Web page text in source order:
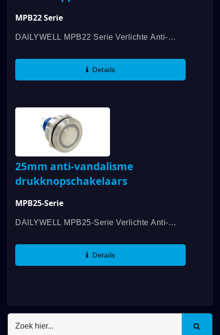
MPB22 Serie
DAILYWELL MPB22 Serie Verlichte Anti-
Gecertificeerd, Met Een Beoordeling Van
Details
25mm anti-vandalisme
drukknopschakelaars
MPB25-Serie
DAILYWELL MPB25-Serie Verlichte Anti-
Gecertificeerd, Met Een Beoordeling Van
Details